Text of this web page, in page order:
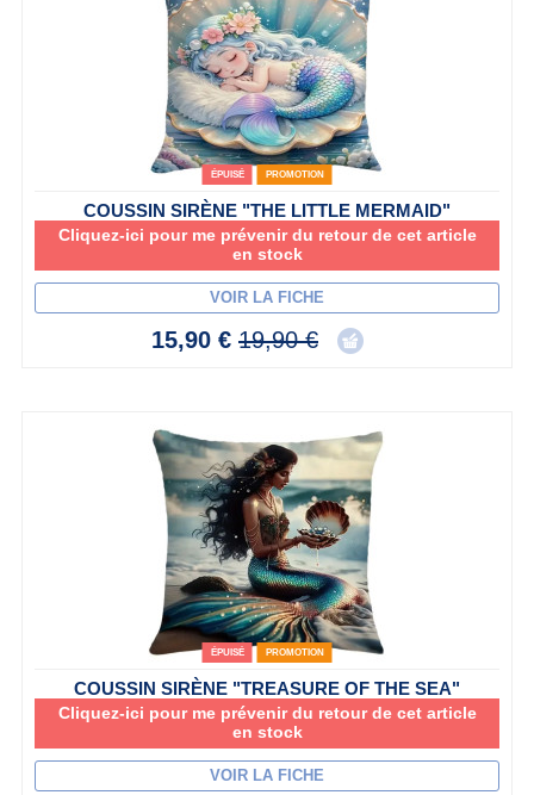
ÉPUISÉ PROMOTION
COUSSIN SIRÈNE "THE LITTLE MERMAID"
Cliquez-ici pour me prévenir du retour de cet article
en stock
VOIR LA FICHE
15,90 € 19,90 €
ÉPUISÉ PROMOTION
COUSSIN SIRÈNE "TREASURE OF THE SEA"
Cliquez-ici pour me prévenir du retour de cet article
en stock
VOIR LA FICHE